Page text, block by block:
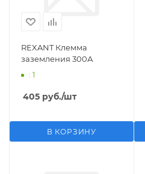
REXANT Клемма
заземления 300А
: 1
405 руб./шт
В КОРЗИНУ